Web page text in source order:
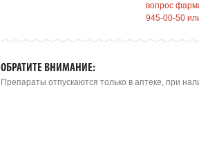
вопрос
945-00-50
ОБРАТИТЕ ВНИМАНИЕ:
Препараты отпускаются только в аптеке, при